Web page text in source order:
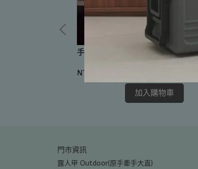
手牽手 青蛙燈 隨機出貨
NT$15
加入購物車
門市資訊
露人甲 Outdoor(原手牽手大直)